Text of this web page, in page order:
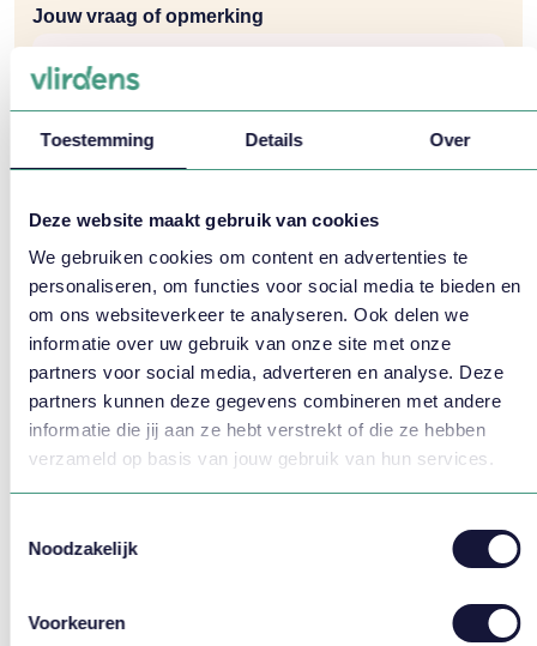
Toestemming Details Over
Deze website maakt gebruik van cookies
We gebruiken cookies om content en advertenties te
personaliseren, om functies voor social media te bieden en
om ons websiteverkeer te analyseren. Ook delen we
informatie over uw gebruik van onze site met onze
partners voor social media, adverteren en analyse. Deze
partners kunnen deze gegevens combineren met andere
informatie die jij aan ze hebt verstrekt of die ze hebben
verzameld op basis van jouw gebruik van hun services.
Noodzakelijk
Voorkeuren
Jouw vraag of opmerking